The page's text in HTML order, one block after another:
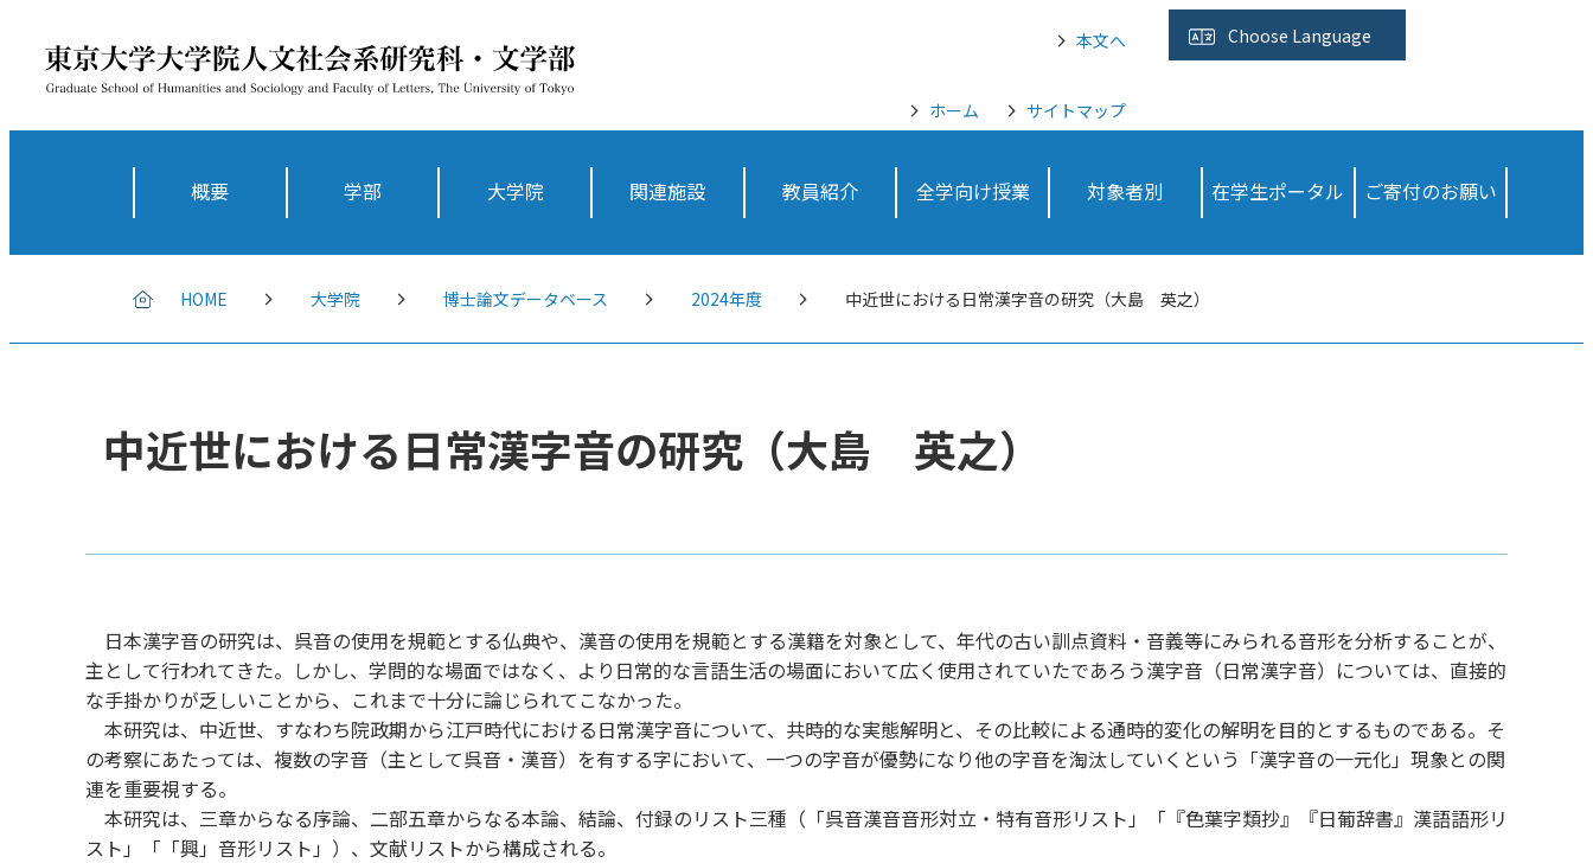
本文へ Choose Language
ホーム サイトマップ
概要 学部 大学院 関連施設 教員紹介 全学向け授業 対象者別 在学生ポータル ご寄付のお願い
HOME 大学院 博士論文データベース 2024年度 中近世における日常漢字音の研究（大島 英之）
中近世における日常漢字音の研究（大島 英之）
日本漢字音の研究は、呉音の使用を規範とする仏典や、漢音の使用を規範とする漢籍を対象として、年代の古い訓点資料・音義等にみられる音形を分析することが、
主として行われてきた。しかし、学問的な場面ではなく、より日常的な言語生活の場面において広く使用されていたであろう漢字音（日常漢字音）については、直接的
な手掛かりが乏しいことから、これまで十分に論じられてこなかった。
本研究は、中近世、すなわち院政期から江戸時代における日常漢字音について、共時的な実態解明と、その比較による通時的変化の解明を目的とするものである。そ
の考察にあたっては、複数の字音（主として呉音・漢音）を有する字において、一つの字音が優勢になり他の字音を淘汰していくという「漢字音の一元化」現象との関
連を重要視する。
本研究は、三章からなる序論、二部五章からなる本論、結論、付録のリスト三種（「呉音漢音音形対立・特有音形リスト」「『色葉字類抄』『日葡辞書』漢語語形リ
スト」「「興」音形リスト」）、文献リストから構成される。